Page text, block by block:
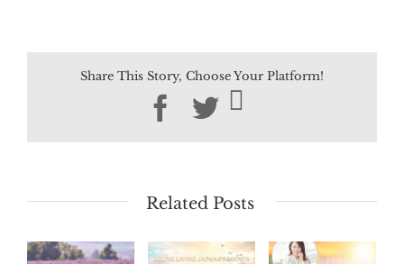
Share This Story, Choose Your Platform!
Facebook
Twitter
Related Posts